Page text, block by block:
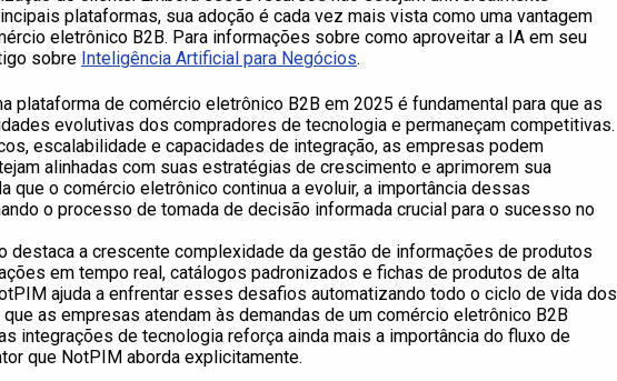
plataformas, sua adoção é cada vez mais vista como uma vantagem
eletrônico B2B. Para informações sobre como aproveitar a IA em seu
sobre Inteligência Artificial para Negócios.
plataforma de comércio eletrônico B2B em 2025 é fundamental para que as
evolutivas dos compradores de tecnologia e permaneçam competitivas.
escalabilidade e capacidades de integração, as empresas podem
alinhadas com suas estratégias de crescimento e aprimorem sua
que o comércio eletrônico continua a evoluir, a importância dessas
o processo de tomada de decisão informada crucial para o sucesso no
destaca a crescente complexidade da gestão de informações de produtos
em tempo real, catálogos padronizados e fichas de produtos de alta
ajuda a enfrentar esses desafios automatizando todo o ciclo de vida dos
as empresas atendam às demandas de um comércio eletrônico B2B
integrações de tecnologia reforça ainda mais a importância do fluxo de
que NotPIM aborda explicitamente.